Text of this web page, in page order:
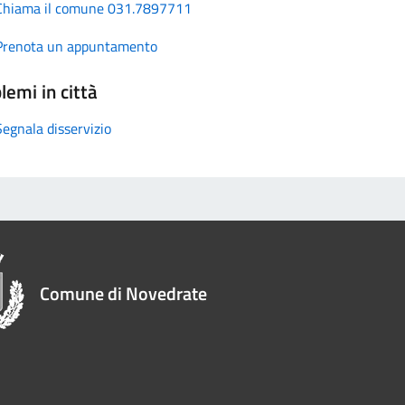
il comune 031.7897711
un appuntamento
in città
disservizio
Comune di Novedrate